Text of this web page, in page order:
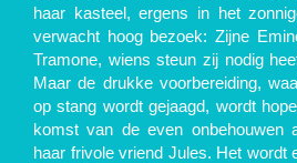
haar kasteel, ergens in het
verwacht hoog bezoek: Zijne
Tramone, wiens steun zij nodig
Maar de drukke voorbereiding,
op stang wordt gejaagd, wordt
komst van de even onbehouwen
haar frivole vriend Jules. Het wordt